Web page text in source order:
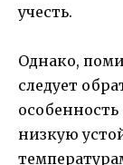
учесть.
Однако,
следует
низкую